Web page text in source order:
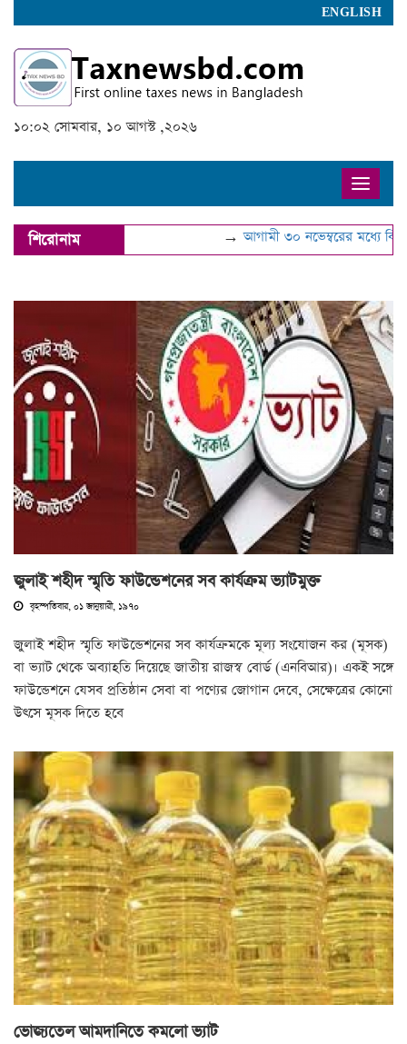
ENGLISH
১০:০২ সোমবার, ১০ আগস্ট ,২০২৬
Toggle
শিরোনাম আগামী ৩০ নভেম্বরের মধ্যে বিআইএন
জুলাই শহীদ স্মৃতি ফাউন্ডেশনের সব কার্যক্রম ভ্যাটমুক্ত
বৃহস্পতিবার, ০১ জানুয়ারী, ১৯৭০
জুলাই শহীদ স্মৃতি ফাউন্ডেশনের সব কার্যক্রমকে মূল্য সংযোজন কর (মূসক)
বা ভ্যাট থেকে অব্যাহতি দিয়েছে জাতীয় রাজস্ব বোর্ড (এনবিআর)। একই সঙ্গে
ফাউন্ডেশনে যেসব প্রতিষ্ঠান সেবা বা পণ্যের জোগান দেবে, সেক্ষেত্রের কোনো
উৎসে মূসক দিতে হবে
ভোজ্যতেল আমদানিতে কমলো ভ্যাট